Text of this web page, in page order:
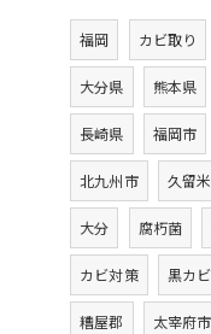
福岡 カビ取り
大分県 熊本県
長崎県 福岡市
北九州市 久留
大分 腐朽菌
カビ対策 黒カビ
糟屋郡 太宰府市